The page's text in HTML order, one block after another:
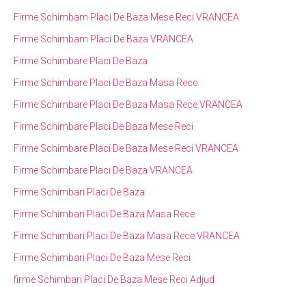
Firme Schimbam Placi De Baza Mese Reci VRANCEA
Firme Schimbam Placi De Baza VRANCEA
Firme Schimbare Placi De Baza
Firme Schimbare Placi De Baza Masa Rece
Firme Schimbare Placi De Baza Masa Rece VRANCEA
Firme Schimbare Placi De Baza Mese Reci
Firme Schimbare Placi De Baza Mese Reci VRANCEA
Firme Schimbare Placi De Baza VRANCEA
Firme Schimbari Placi De Baza
Firme Schimbari Placi De Baza Masa Rece
Firme Schimbari Placi De Baza Masa Rece VRANCEA
Firme Schimbari Placi De Baza Mese Reci
firme Schimbari Placi De Baza Mese Reci Adjud